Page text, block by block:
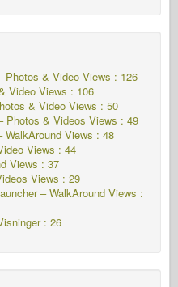
Photos & Video Views : 126
Video Views : 106
& Video Views : 50
Photos & Videos Views : 49
WalkAround Views : 48
Views : 44
Views : 37
Views : 29
– WalkAround Views :
: 26